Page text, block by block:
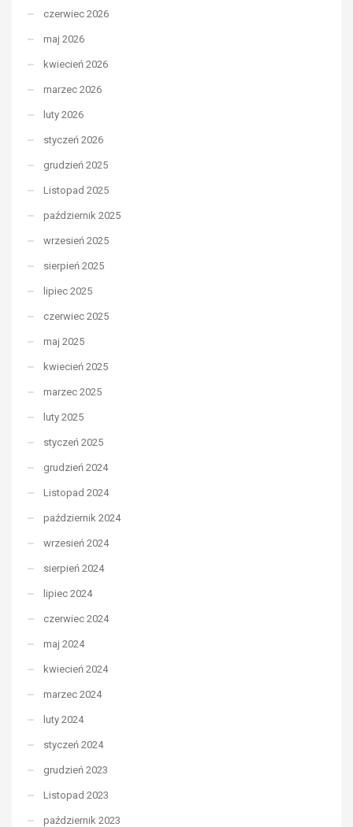
czerwiec 2026
maj 2026
kwiecień 2026
marzec 2026
luty 2026
styczeń 2026
grudzień 2025
Listopad 2025
październik 2025
wrzesień 2025
sierpień 2025
lipiec 2025
czerwiec 2025
maj 2025
kwiecień 2025
marzec 2025
luty 2025
styczeń 2025
grudzień 2024
Listopad 2024
październik 2024
wrzesień 2024
sierpień 2024
lipiec 2024
czerwiec 2024
maj 2024
kwiecień 2024
marzec 2024
luty 2024
styczeń 2024
grudzień 2023
Listopad 2023
październik 2023